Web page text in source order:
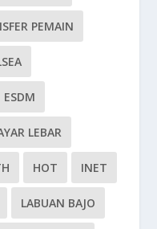
PEMAIN
ESDM
LEBAR
HOT INET
LABUAN BAJO